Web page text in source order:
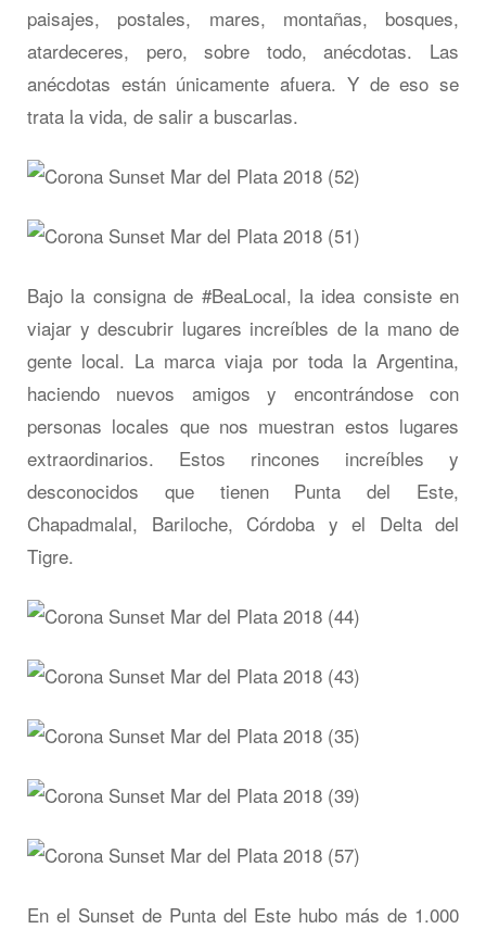
paisajes, postales, mares, montañas, bosques,
atardeceres, pero, sobre todo, anécdotas. Las
anécdotas están únicamente afuera. Y de eso se
trata la vida, de salir a buscarlas.
Bajo la consigna de #BeaLocal, la idea consiste en
viajar y descubrir lugares increíbles de la mano de
gente local. La marca viaja por toda la Argentina,
haciendo nuevos amigos y encontrándose con
personas locales que nos muestran estos lugares
extraordinarios. Estos rincones increíbles y
desconocidos que tienen Punta del Este,
Chapadmalal, Bariloche, Córdoba y el Delta del
Tigre.
En el Sunset de Punta del Este hubo más de 1.000